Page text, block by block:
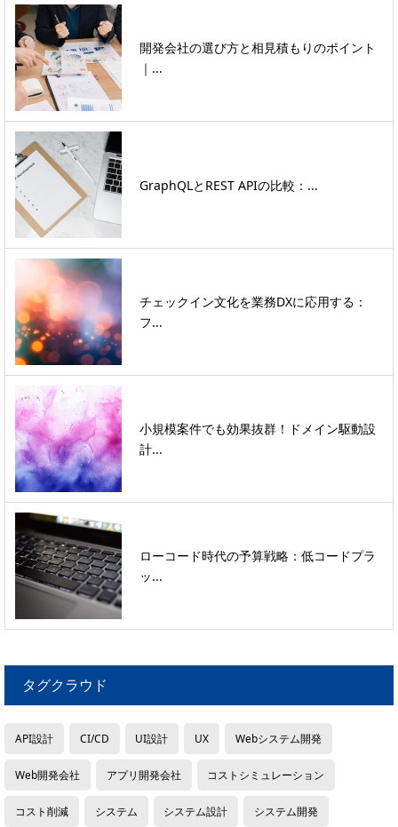
開発会社の選び方と相見積もりのポイント
｜...
GraphQLとREST APIの比較：...
チェックイン文化を業務DXに応用する：
フ...
小規模案件でも効果抜群！ドメイン駆動設
計...
ローコード時代の予算戦略：低コードプラ
ッ...
タグクラウド
API設計 CI/CD UI設計 UX Webシステム開発
Web開発会社 アプリ開発会社 コストシミュレーション
コスト削減 システム システム設計 システム開発